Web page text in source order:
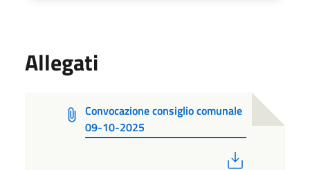
Allegati
Convocazione consiglio comunale
09-10-2025